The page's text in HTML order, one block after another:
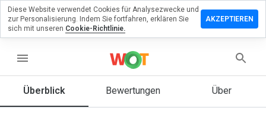
menu
Überblick Bewertungen Über
Sie
Diese Website verwendet Cookies für Analysezwecke und
zur Personalisierung. Indem Sie fortfahren, erklären Sie
sich mit unseren Cookie-Richtlinie.
AKZEPTIEREN